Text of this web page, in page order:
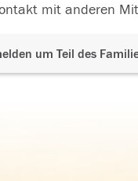
mit anderen
um Teil des